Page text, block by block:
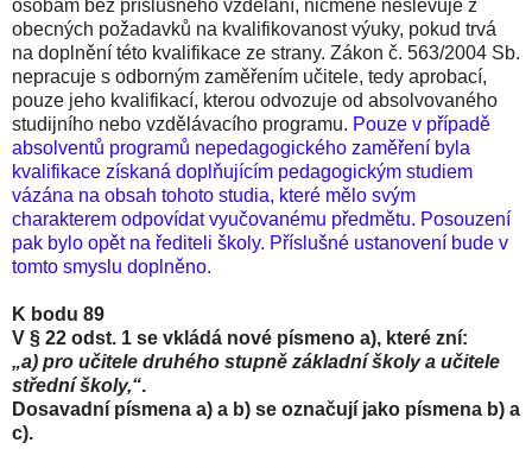
osobám bez příslušného vzdělání, nicméně neslevuje z
obecných požadavků na kvalifikovanost výuky, pokud trvá
na doplnění této kvalifikace ze strany. Zákon č. 563/2004 Sb.
nepracuje s odborným zaměřením učitele, tedy aprobací,
pouze jeho kvalifikací, kterou odvozuje od absolvovaného
studijního nebo vzdělávacího programu. Pouze v případě
absolventů programů nepedagogického zaměření byla
kvalifikace získaná doplňujícím pedagogickým studiem
vázána na obsah tohoto studia, které mělo svým
charakterem odpovídat vyučovanému předmětu. Posouzení
pak bylo opět na řediteli školy. Příslušné ustanovení bude v
tomto smyslu doplněno.
K bodu 89
V § 22 odst. 1 se vkládá nové písmeno a), které zní:
„a) pro učitele druhého stupně základní školy a učitele
střední školy,“.
Dosavadní písmena a) a b) se označují jako písmena b) a
c).